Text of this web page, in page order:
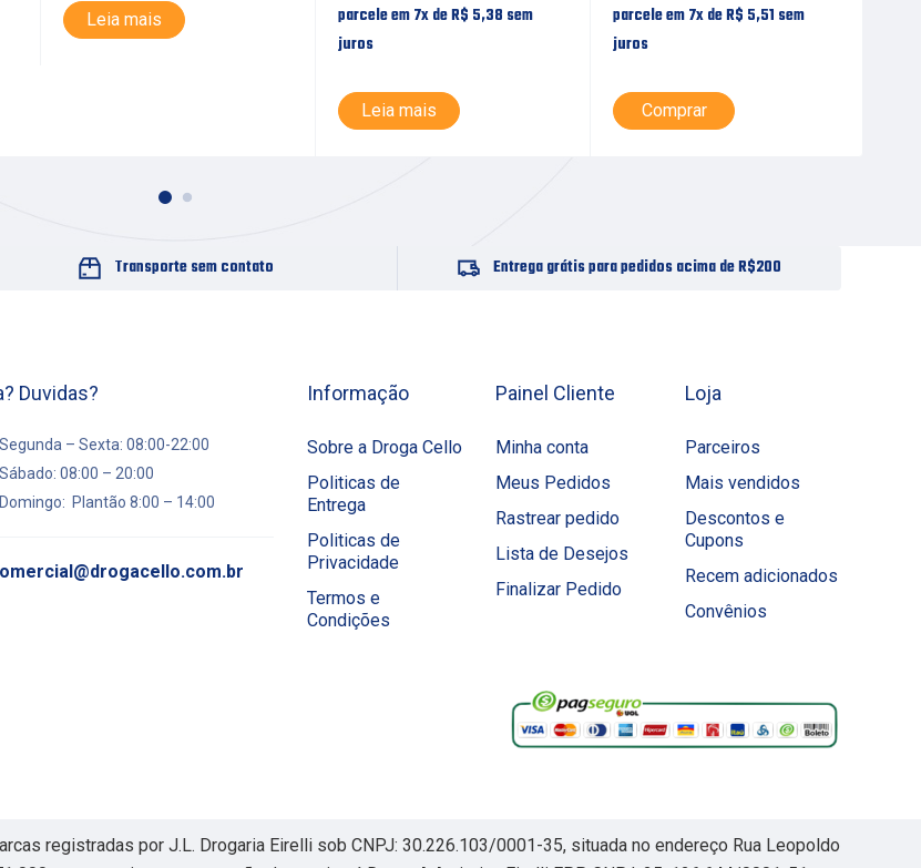
Leia mais parcele em 7x deR$ 5,38 sem
juros
Leia mais
parcele em 7x deR$ 5,51 sem
juros
Comprar
Transporte sem contato Entrega grátis para pedidos acima de R$200
Duvidas?
Segunda – Sexta: 08:00-22:00
Sábado: 08:00 – 20:00
Domingo: Plantão 8:00 – 14:00
Informação
Sobre a Droga Cello
Politicas de
Entrega
Politicas de
Privacidade
Termos e
Condições
Painel Cliente
Minha conta
Meus Pedidos
Rastrear pedido
Lista de Desejos
Finalizar Pedido
Loja
Parceiros
Mais vendidos
Descontos e
Cupons
Recem adicionados
Convênios
registradas por J.L. Drogaria Eirelli sob CNPJ: 30.226.103/0001-35, situada no endereço Rua Leopoldo